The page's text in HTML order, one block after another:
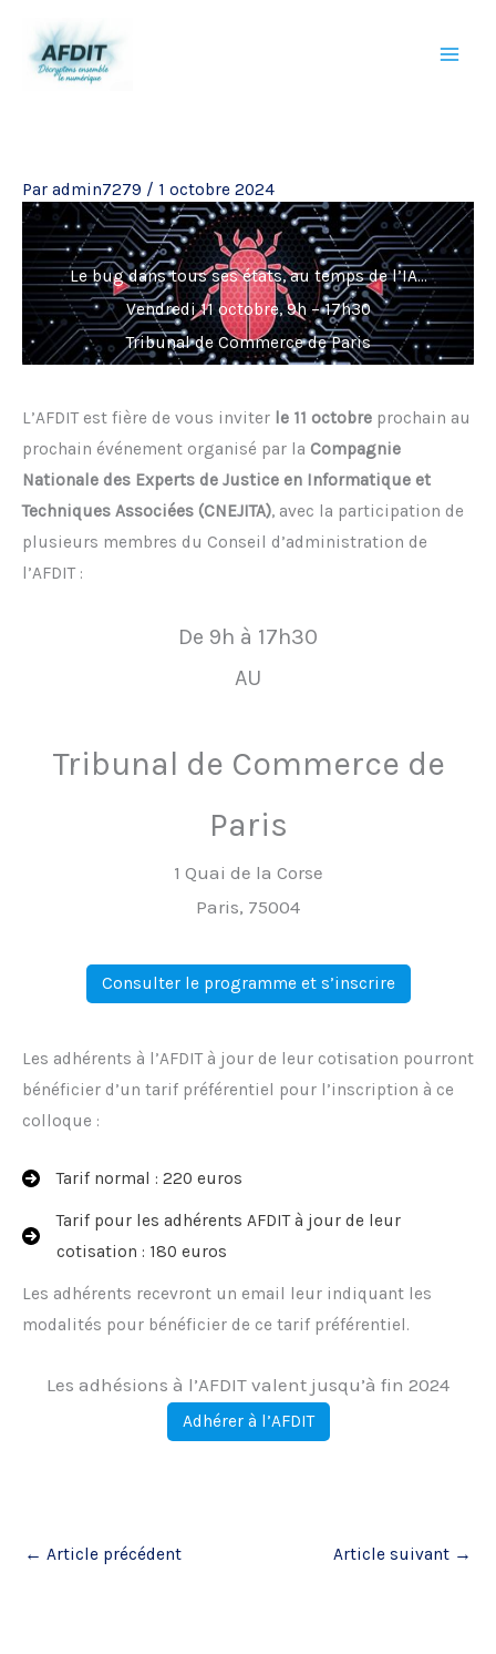
contenu
Par admin7279 / 1 octobre 2024
Le bug dans tous ses états, au temps de l’IA…
Vendredi 11 octobre, 9h – 17h30
Tribunal de Commerce de Paris
L’AFDIT est fière de vous inviter le 11 octobre prochain au
prochain événement organisé par la Compagnie
Nationale des Experts de Justice en Informatique et
Techniques Associées (CNEJITA), avec la participation de
plusieurs membres du Conseil d’administration de
l’AFDIT :
De 9h à 17h30
AU
Tribunal de Commerce de
Paris
1 Quai de la Corse
Paris, 75004
Consulter le programme et s’inscrire
Les adhérents à l’AFDIT à jour de leur cotisation pourront
bénéficier d’un tarif préférentiel pour l’inscription à ce
colloque :
Tarif normal : 220 euros
Tarif pour les adhérents AFDIT à jour de leur
cotisation : 180 euros
Les adhérents recevront un email leur indiquant les
modalités pour bénéficier de ce tarif préférentiel.
Les adhésions à l’AFDIT valent jusqu’à fin 2024
Adhérer à l’AFDIT
← Article précédent Article suivant →